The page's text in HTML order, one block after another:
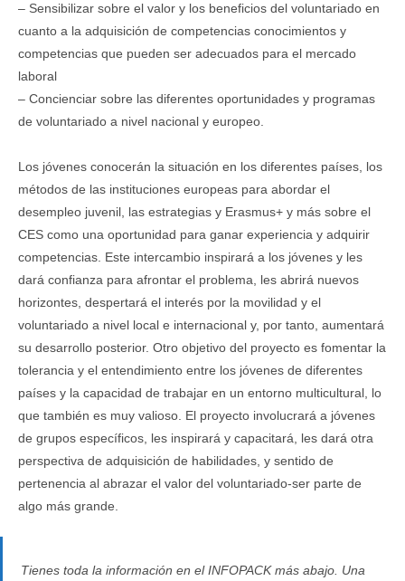
– Sensibilizar sobre el valor y los beneficios del voluntariado en
cuanto a la adquisición de competencias conocimientos y
competencias que pueden ser adecuados para el mercado
laboral
– Concienciar sobre las diferentes oportunidades y programas
de voluntariado a nivel nacional y europeo.
Los jóvenes conocerán la situación en los diferentes países, los
métodos de las instituciones europeas para abordar el
desempleo juvenil, las estrategias y Erasmus+ y más sobre el
CES como una oportunidad para ganar experiencia y adquirir
competencias. Este intercambio inspirará a los jóvenes y les
dará confianza para afrontar el problema, les abrirá nuevos
horizontes, despertará el interés por la movilidad y el
voluntariado a nivel local e internacional y, por tanto, aumentará
su desarrollo posterior. Otro objetivo del proyecto es fomentar la
tolerancia y el entendimiento entre los jóvenes de diferentes
países y la capacidad de trabajar en un entorno multicultural, lo
que también es muy valioso. El proyecto involucrará a jóvenes
de grupos específicos, les inspirará y capacitará, les dará otra
perspectiva de adquisición de habilidades, y sentido de
pertenencia al abrazar el valor del voluntariado-ser parte de
algo más grande.
Tienes toda la información en el INFOPACK más abajo. Una